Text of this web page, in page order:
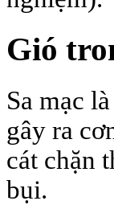
Gió
Sa mạc
gây ra
cát chặn
bụi.